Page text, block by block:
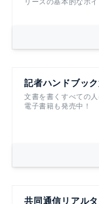
リースの基本的なポ
記者ハンドブッ
文書を書くすべての
電子書籍も発売中！
共同通信リアル